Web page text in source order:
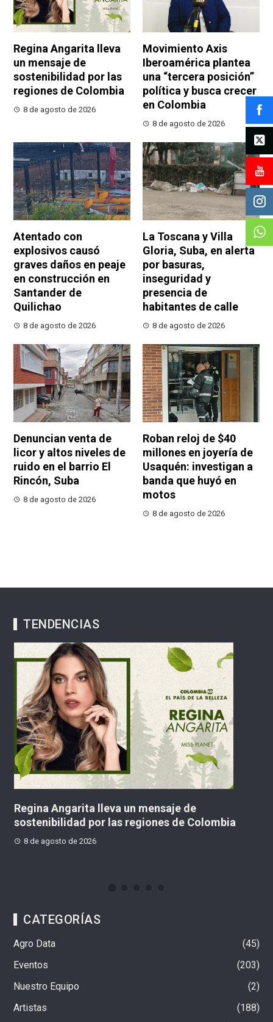
Regina Angarita lleva
un mensaje de
sostenibilidad por las
regiones de Colombia
8 de agosto de 2026
Movimiento Axis
Iberoamérica plantea
una “tercera posición”
política y busca crecer
en Colombia
8 de agosto de 2026
Atentado con
explosivos causó
graves daños en peaje
en construcción en
Santander de
Quilichao
8 de agosto de 2026
La Toscana y Villa
Gloria, Suba, en alerta
por basuras,
inseguridad y
presencia de
habitantes de calle
8 de agosto de 2026
Denuncian venta de
licor y altos niveles de
ruido en el barrio El
Rincón, Suba
8 de agosto de 2026
Roban reloj de $40
millones en joyería de
Usaquén: investigan a
banda que huyó en
motos
8 de agosto de 2026
TENDENCIAS
Movimiento Axis Iberoamérica plantea una
“tercera posición” política y busca crecer en
Colombia
CATEGORÍAS
Agro Data
45
Eventos
203
Nuestro Equipo
2
Artistas
188